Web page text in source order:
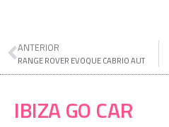
ANTERIOR
RANGE ROVER EVOQUE CABRIO AUT
IBIZA GO CAR